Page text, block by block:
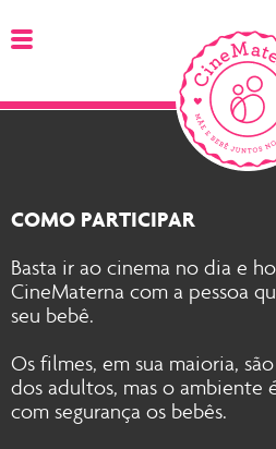
COMO PARTICIPAR
Basta ir ao cinema no dia e
CineMaterna com a pessoa
seu bebê.
Os filmes, em sua maioria,
dos adultos, mas o ambiente
com segurança os bebês.